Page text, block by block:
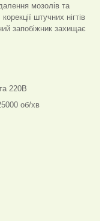
мозолів та
штучних нігтів
запобіжник захищає
220В
об/хв